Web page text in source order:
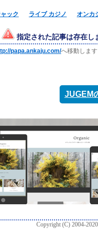
ック ライブ カジノ オンカ
指定された記事は存在し
papa.ankaju.com/へ移動しま
JUGEM
Copyright (C) 2004-